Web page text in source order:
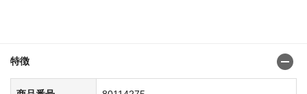
特徴